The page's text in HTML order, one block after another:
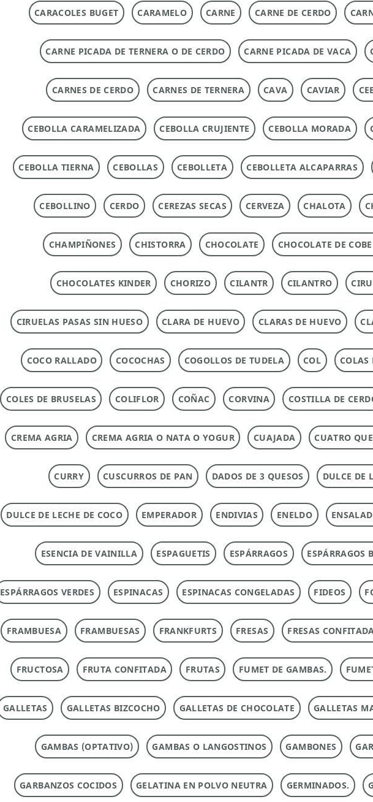
CARACOLES BUGET CARAMELO CARNE CARNE DE CERDO
CARNE PICADA DE TERNERA O DE CERDO CARNE PICADA DE VACA
CARNES DE CERDO CARNES DE TERNERA CAVA CAVIAR
CEBOLLA CARAMELIZADA CEBOLLA CRUJIENTE CEBOLLA MORADA
CEBOLLA TIERNA CEBOLLAS CEBOLLETA CEBOLLETA ALCAPARRAS
CEBOLLINO CERDO CEREZAS SECAS CERVEZA CHALOTA
CHAMPIÑONES CHISTORRA CHOCOLATE CHOCOLATE DE
CHOCOLATES KINDER CHORIZO CILANTR CILANTRO
CIRUELAS PASAS SIN HUESO CLARA DE HUEVO CLARAS DE HUEVO
COCO RALLADO COCOCHAS COGOLLOS DE TUDELA COL COLAS
COLES DE BRUSELAS COLIFLOR COÑAC CORVINA COSTILLA DE
CREMA AGRIA CREMA AGRIA O NATA O YOGUR CUAJADA CUATRO
CURRY CUSCURROS DE PAN DADOS DE 3 QUESOS DULCE DE
DULCE DE LECHE DE COCO EMPERADOR ENDIVIAS ENELDO
ESENCIA DE VAINILLA ESPAGUETIS ESPÁRRAGOS ESPÁRRAGOS
ESPÁRRAGOS VERDES ESPINACAS ESPINACAS CONGELADAS FIDEOS
FRAMBUESA FRAMBUESAS FRANKFURTS FRESAS FRESAS
FRUCTOSA FRUTA CONFITADA FRUTAS FUMET DE GAMBAS.
GALLETAS GALLETAS BIZCOCHO GALLETAS DE CHOCOLATE GALLETAS
GAMBAS (OPTATIVO) GAMBAS O LANGOSTINOS GAMBONES
GARBANZOS COCIDOS GELATINA EN POLVO NEUTRA GERMINADOS.